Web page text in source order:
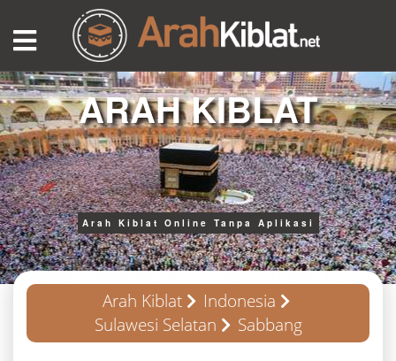
ARAH KIBLAT
Arah Kiblat Online Tanpa Aplikasi
Arah Kiblat
Indonesia
Sulawesi Selatan
Sabbang